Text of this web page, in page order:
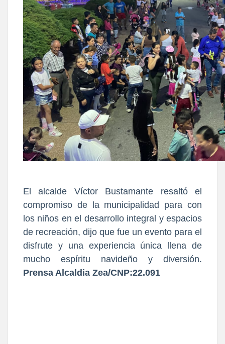
El alcalde Víctor Bustamante resaltó el
compromiso de la municipalidad para con
los niños en el desarrollo integral y espacios
de recreación, dijo que fue un evento para el
disfrute y una experiencia única llena de
mucho espíritu navideño y diversión.
Prensa Alcaldia Zea/CNP:22.091